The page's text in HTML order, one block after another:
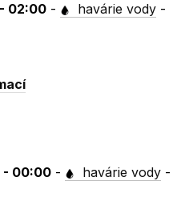
02:00 - havárie vody -
- 00:00 - havárie vody -